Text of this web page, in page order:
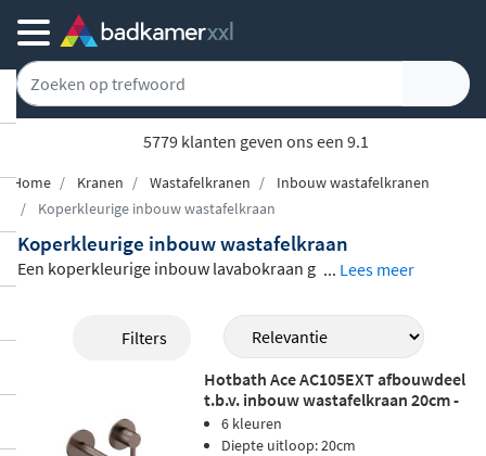
5779 klanten geven ons een 9.1
Home Kranen Wastafelkranen
Inbouw wastafelkranen
Koperkleurige inbouw wastafelkraan
Koperkleurige inbouw wastafelkraan
Een koperkleurige inbouw lavabokraan g
e en luxueuze uitstraling. In dit assortime
nt vindt u inbouwkranen van Brauer, Hotb
ath, Grohe, Regn en IVY, allemaal uitgevoe
geborsteld koper PVD-afwerkin
die bestand is tegen dagelijks gebruik e
... Lees meer
Filters
Hotbath Ace AC105EXT afbouwdeel
t.b.v. inbouw wastafelkraan 20cm -
geborsteld koper pvd
6 kleuren
Diepte uitloop: 20cm